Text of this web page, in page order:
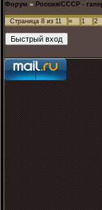
Форум » Россия/СССР -
Страница 8 из 11 « 1 2